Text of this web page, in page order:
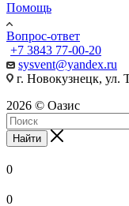
Помощь
Вопрос-ответ
+7 3843 77-00-20
sysvent@yandex.ru
г. Новокузнецк, ул.
2026 © Оазис
Найти
0
0